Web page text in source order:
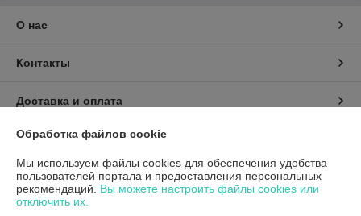
О нас
Контакты
Доставка и оплата
График работы
Полная версия сайта
Обработка файлов cookie
Мы используем файлы cookies для обеспечения удобства
пользователей портала и предоставления персональных
рекомендаций. Вы можете настроить файлы cookies или
отключить их.